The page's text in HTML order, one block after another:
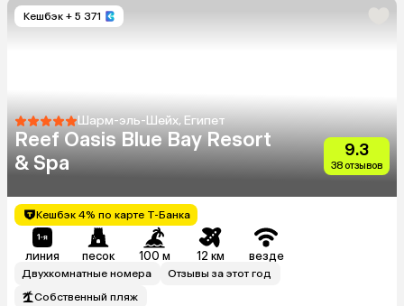
Кешбэк + 5 371
Шарм-эль-Шейх, Египет
Reef Oasis Blue Bay Resort
& Spa
9.3
38 отзывов
Кешбэк 4% по карте Т-Банка
линия песок 100 м 12 км везде
Двухкомнатные номера
Отзывы за этот год
Собственный пляж